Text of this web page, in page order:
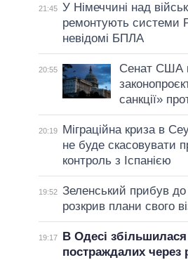
21:45 У Німеччині над
ремонтують системи
невідомі БПЛА
20:55
Сенат США
санкції»
20:19
Міграційна криза в
не буде скасовувати
контроль з Іспанією
19:52 Зеленський прибув до
розкрив плани свого
19:17
В Одесі збільшилася
постраждалих через